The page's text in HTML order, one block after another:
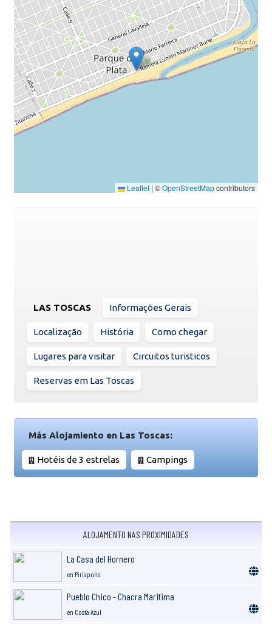
Leaflet | ©OpenStreetMapcontributors
LAS TOSCAS Informações Gerais
Localização História Como chegar
Lugares para visitar Circuitos turisticos
Reservas em Las Toscas
Más Alojamiento en Las Toscas:
Hotéis de 3 estrelas Campings
ALOJAMENTO NAS PROXIMIDADES
La Casa del Hornero
en Piriapolis
Pueblo Chico - Chacra Maritima
en Costa Azul